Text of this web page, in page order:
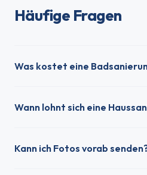
Häufige Fragen
Was kostet eine
Wann lohnt sich eine
Kann ich Fotos vorab